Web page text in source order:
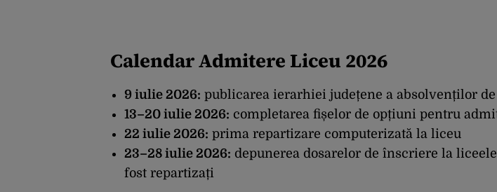
Calendar Admitere Liceu 2026
9 iulie 2026: publicarea ierarhiei județene a absolvenților
13–20 iulie 2026: completarea fișelor de opțiuni pentru
22 iulie 2026: prima repartizare computerizată la liceu
23–28 iulie 2026: depunerea dosarelor de înscriere la
fost repartizați